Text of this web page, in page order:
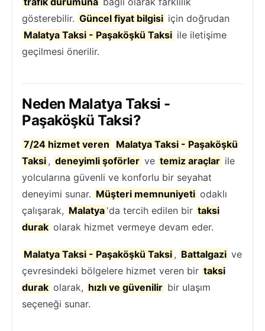
gösterebilir. Güncel fiyat bilgisi için doğrudan
Malatya Taksi - Paşaköşkü Taksi ile iletişime
geçilmesi önerilir.
Neden Malatya Taksi -
Paşaköşkü Taksi?
7/24 hizmet veren
Malatya Taksi - Paşaköşkü
Taksi , deneyimli şoförler ve temiz araçlar ile
yolcularına güvenli ve konforlu bir seyahat
deneyimi sunar. Müşteri memnuniyeti odaklı
çalışarak, Malatya 'da tercih edilen bir taksi
durak olarak hizmet vermeye devam eder.
Malatya Taksi - Paşaköşkü Taksi , Battalgazi ve
çevresindeki bölgelere hizmet veren bir taksi
durak olarak, hızlı ve güvenilir bir ulaşım
seçeneği sunar.